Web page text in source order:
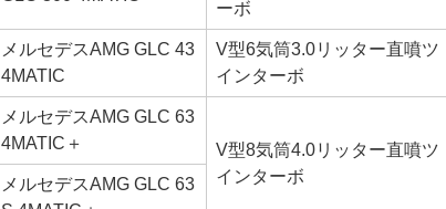
ーボ
メルセデスAMG GLC 43
4MATIC
V型6気筒3.0リッター直噴ツ
インターボ
メルセデスAMG GLC 63
4MATIC＋
V型8気筒4.0リッター直噴ツ
インターボ
メルセデスAMG GLC 63